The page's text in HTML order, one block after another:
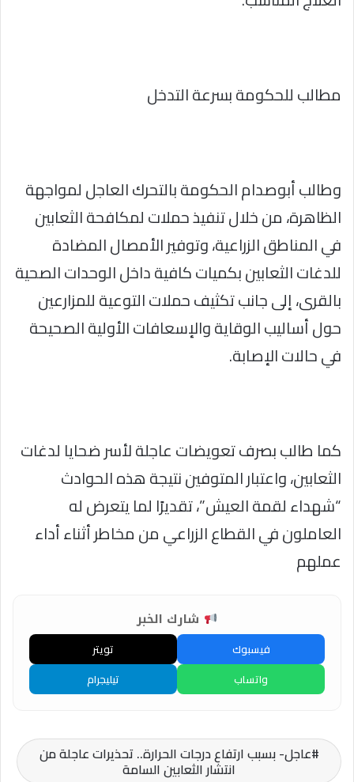
مطالب للحكومة بسرعة التدخل
وطالب أبوصدام الحكومة بالتحرك العاجل لمواجهة
الظاهرة، من خلال تنفيذ حملات لمكافحة الثعابين
في المناطق الزراعية، وتوفير الأمصال المضادة
للدغات الثعابين بكميات كافية داخل الوحدات الصحية
بالقرى، إلى جانب تكثيف حملات التوعية للمزارعين
حول أساليب الوقاية والإسعافات الأولية الصحيحة
في حالات الإصابة.
كما طالب بصرف تعويضات عاجلة لأسر ضحايا لدغات
الثعابين، واعتبار المتوفين نتيجة هذه الحوادث
“شهداء لقمة العيش”، تقديرًا لما يتعرض له
العاملون في القطاع الزراعي من مخاطر أثناء أداء
عملهم
شارك الخبر
فيسبوك
تويتر
واتساب
تيليجرام
عاجل- بسبب ارتفاع درجات الحرارة.. تحذيرات عاجلة من
انتشار الثعابين السامة